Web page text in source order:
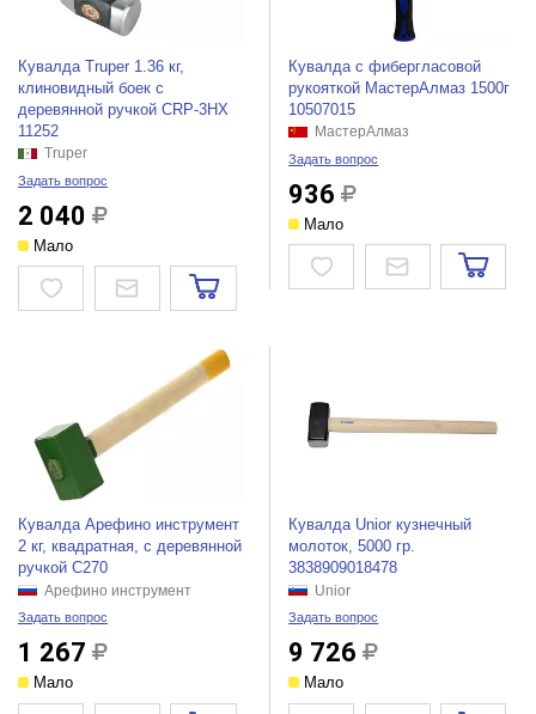
Кувалда Truper 1.36 кг,
клиновидный боек с
деревянной ручкой CRP-3HX
11252
Truper
Задать вопрос
2 040
Мало
Кувалда с фибергласовой
рукояткой МастерАлмаз 1500г
10507015
МастерАлмаз
Задать вопрос
936
Мало
Кувалда Арефино инструмент
2 кг, квадратная, с деревянной
ручкой С270
Арефино инструмент
Задать вопрос
1 267
Мало
Кувалда Unior кузнечный
молоток, 5000 гр.
3838909018478
Unior
Задать вопрос
9 726
Мало